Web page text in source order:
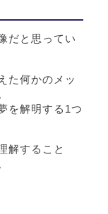
だと思ってい
た何かのメッ
を解明する1つ
解すること